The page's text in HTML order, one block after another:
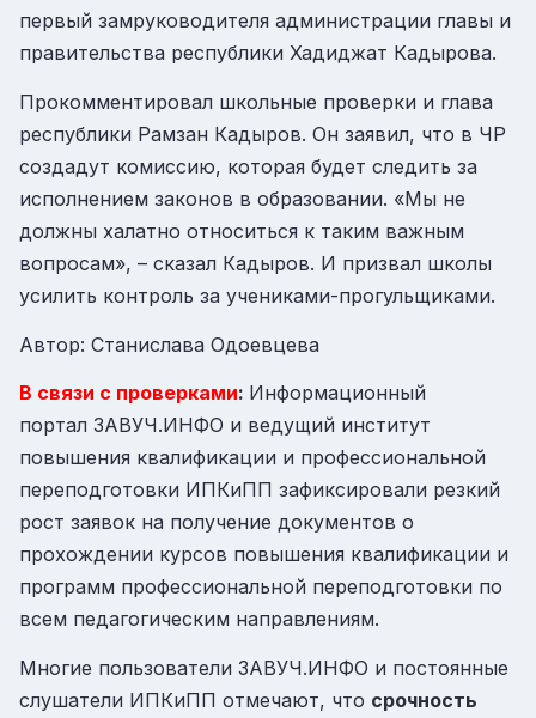
первый замруководителя администрации главы и
правительства республики Хадиджат Кадырова.
Прокомментировал школьные проверки и глава
республики Рамзан Кадыров. Он заявил, что в ЧР
создадут комиссию, которая будет следить за
исполнением законов в образовании. «Мы не
должны халатно относиться к таким важным
вопросам», – сказал Кадыров. И призвал школы
усилить контроль за учениками-прогульщиками.
Автор: Станислава Одоевцева
В связи с проверками: Информационный
портал ЗАВУЧ.ИНФО и ведущий институт
повышения квалификации и профессиональной
переподготовки ИПКиПП зафиксировали резкий
рост заявок на получение документов о
прохождении курсов повышения квалификации и
программ профессиональной переподготовки по
всем педагогическим направлениям.
Многие пользователи ЗАВУЧ.ИНФО и постоянные
слушатели ИПКиПП отмечают, что срочность